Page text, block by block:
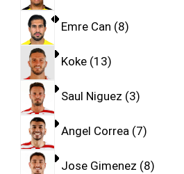
Emre Can 8
Koke 13
Saul Niguez 3
Angel Correa 7
Jose Gimenez 8